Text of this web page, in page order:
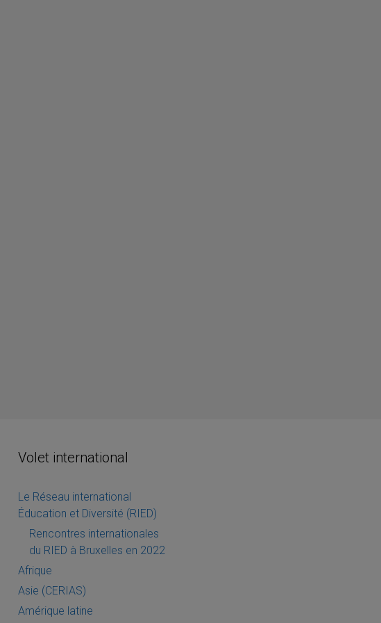
Volet international
Le Réseau international
Éducation et Diversité (RIED)
Rencontres internationales
du RIED à Bruxelles en 2022
Afrique
Asie (CERIAS)
Amérique latine